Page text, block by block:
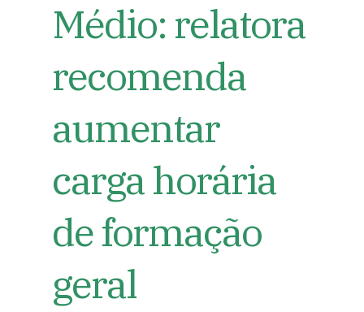
Médio: relatora
recomenda
aumentar
carga horária
de formação
geral